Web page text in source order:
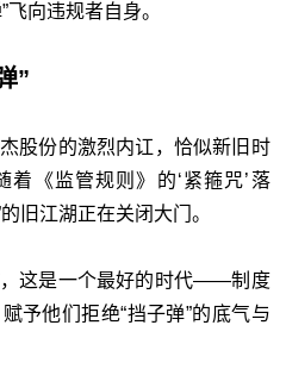
向违规者自身。
”
股份的激烈内讧，恰似新旧时
《监管规则》的‘紧箍咒’落
旧江湖正在关闭大门。
这是一个最好的时代——制度
予他们拒绝“挡子弹”的底气与